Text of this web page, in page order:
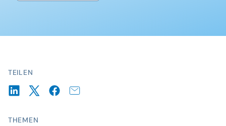
TEILEN
THEMEN